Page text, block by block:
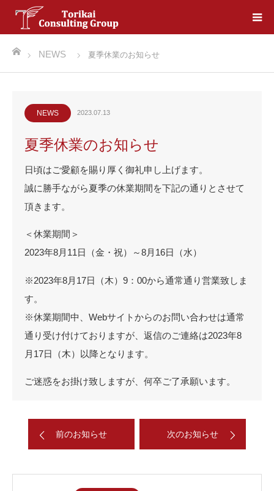
NEWS 夏季休業のお知らせ
NEWS 2023.07.13
夏季休業のお知らせ
日頃はご愛顧を賜り厚く御礼申し上げます。
誠に勝手ながら夏季の休業期間を下記の通りとさせて
頂きます。
＜休業期間＞
2023年8月11日（金・祝）～8月16日（水）
※2023年8月17日（木）9：00から通常通り営業致しま
す。
※休業期間中、Webサイトからのお問い合わせは通常
通り受け付けておりますが、返信のご連絡は2023年8
月17日（木）以降となります。
ご迷惑をお掛け致しますが、何卒ご了承願います。
前のお知らせ 次のお知らせ